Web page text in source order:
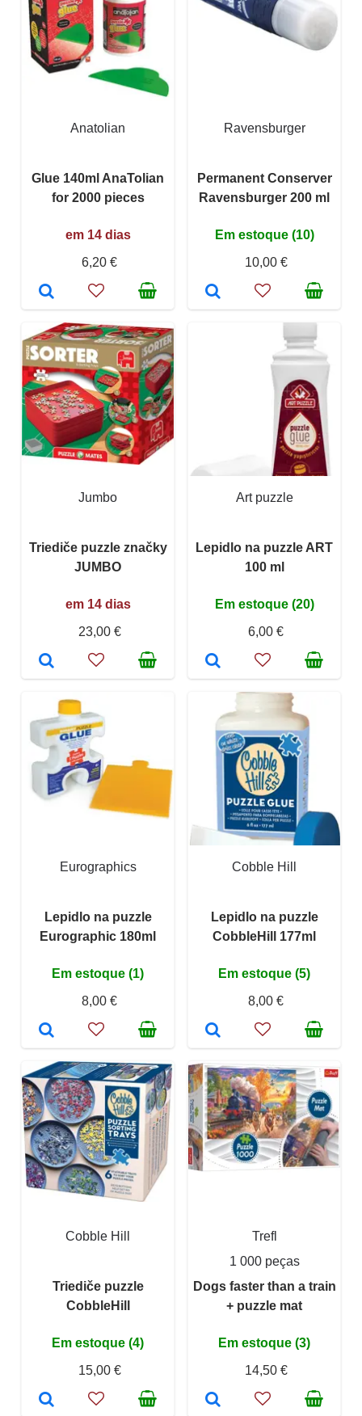
Anatolian
Glue 140ml AnaTolian
for 2000 pieces
em 14 dias
6,20 €
Ravensburger
Permanent Conserver
Ravensburger 200 ml
Em estoque (10)
10,00 €
Jumbo
Triediče puzzle značky
JUMBO
em 14 dias
23,00 €
Art puzzle
Lepidlo na puzzle ART
100 ml
Em estoque (20)
6,00 €
Eurographics
Lepidlo na puzzle
Eurographic 180ml
Em estoque (1)
8,00 €
Cobble Hill
Lepidlo na puzzle
CobbleHill 177ml
Em estoque (5)
8,00 €
Cobble Hill
Triediče puzzle
CobbleHill
Em estoque (4)
15,00 €
Trefl
1 000 peças
Dogs faster than a train
+ puzzle mat
Em estoque (3)
14,50 €